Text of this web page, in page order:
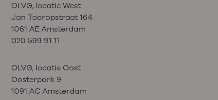
OLVG, locatie West
Jan Tooropstraat 164
1061 AE Amsterdam
020 599 91 11
OLVG, locatie Oost
Oosterpark 9
1091 AC Amsterdam